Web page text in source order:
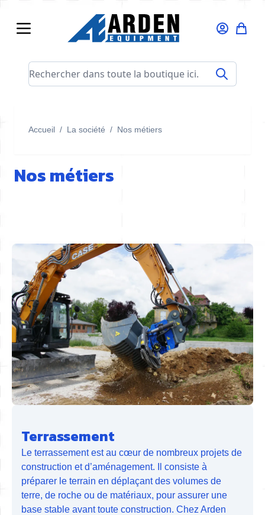
Rechercher dans toute la boutique ici...
Accueil / La société / Nos métiers
Nos métiers
Terrassement
Le terrassement est au cœur de nombreux projets de
construction et d’aménagement. Il consiste à
préparer le terrain en déplaçant des volumes de
terre, de roche ou de matériaux, pour assurer une
base stable avant toute construction. Chez Arden